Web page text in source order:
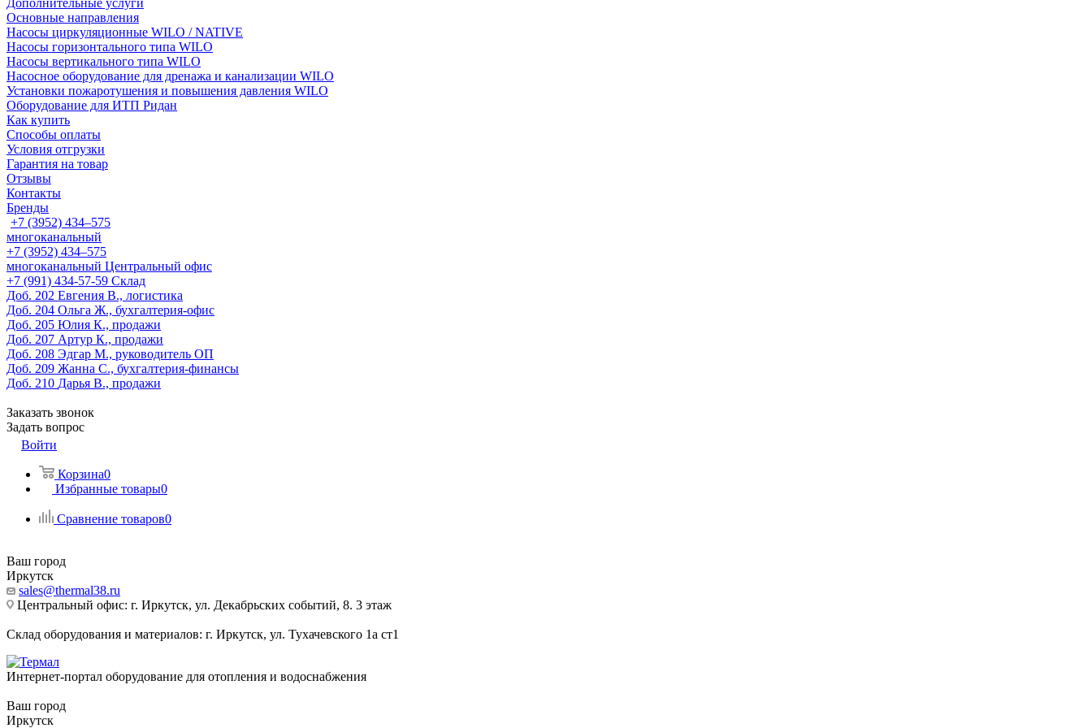
Дополнительные услуги
Основные направления
Насосы циркуляционные WILO / NATIVE
Насосы горизонтального типа WILO
Насосы вертикального типа WILO
Насосное оборудование для дренажа и канализации WILO
Установки пожаротушения и повышения давления WILO
Оборудование для ИТП Ридан
Как купить
Способы оплаты
Условия отгрузки
Гарантия на товар
Отзывы
Контакты
Бренды
+7 (3952) 434‒575
многоканальный
+7 (3952) 434‒575
многоканальный Центральный офис
‎+7 (991) 434-57-59 Склад
Доб. 202 Евгения В., логистика
Доб. 204 Ольга Ж., бухгалтерия-офис
Доб. 205 Юлия К., продажи
Доб. 207 Артур К., продажи
Доб. 208 Эдгар М., руководитель ОП
Доб. 209 Жанна С., бухгалтерия-финансы
Доб. 210 Дарья В., продажи
Заказать звонок
Задать вопрос
Войти
Корзина0
Избранные товары0
Сравнение товаров0
Ваш город
Иркутск
sales@thermal38.ru
Центральный офис: г. Иркутск, ул. Декабрьских событий, 8. 3 этаж
Склад оборудования и материалов: г. Иркутск, ул. Тухачевского 1а ст1
Интернет-портал оборудование для отопления и водоснабжения
Ваш город
Иркутск